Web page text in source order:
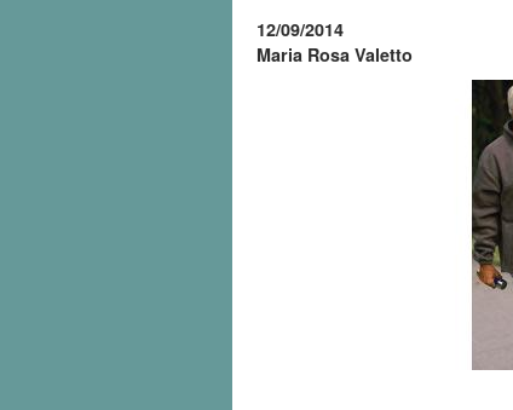
12/09/2014
Maria Rosa Valetto